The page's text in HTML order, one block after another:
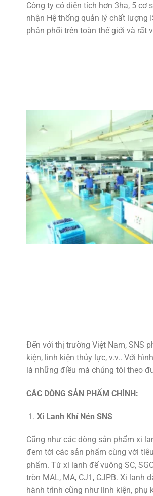
Công ty có diện tích hơn 3ha, 5 cơ
nhận Hệ thống quản lý chất lượng
phân phối trên toàn thế giới và rất
Đến với thị trường Việt Nam, SNS
kiện, linh kiện thủy lực, v.v.. Với
là những điều mà chúng tôi theo
CÁC DÒNG SẢN PHẨM CHÍNH:
Xi Lanh Khí Nén SNS
Cũng như các dòng sản phẩm xi
đem tới các sản phẩm cùng với
phẩm. Từ xi lanh đế vuông SC,
tròn MAL, MA, CJ1, CJPB. Xi lanh
hành trình cũng như linh kiện, phụ